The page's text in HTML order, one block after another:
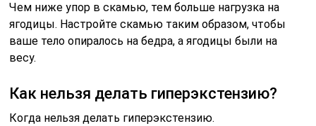
Чем ниже упор в скамью, тем больше нагрузка на
ягодицы. Настройте скамью таким образом, чтобы
ваше тело опиралось на бедра, а ягодицы были на
весу.
Как нельзя делать гиперэкстензию?
Когда нельзя делать гиперэкстензию.